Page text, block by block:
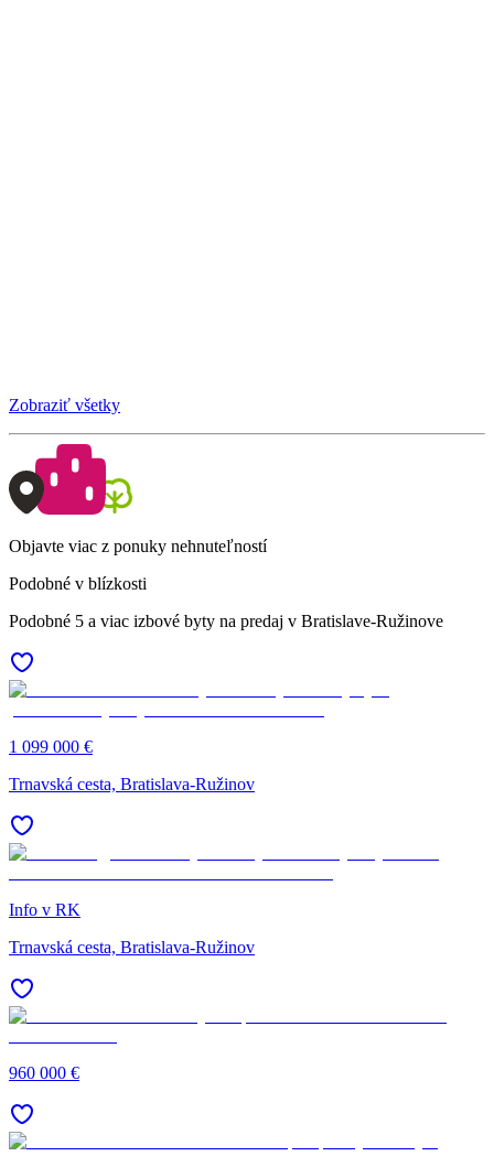
Zobraziť všetky
Objavte viac z ponuky nehnuteľností
Podobné v blízkosti
Podobné 5 a viac izbové byty na predaj v Bratislave-Ružinove
1 099 000 €
Trnavská cesta, Bratislava-Ružinov
Info v RK
Trnavská cesta, Bratislava-Ružinov
960 000 €